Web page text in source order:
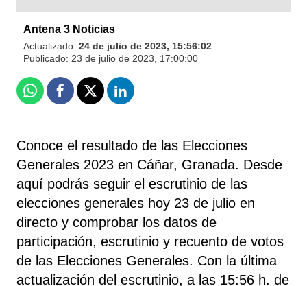
Antena 3 Noticias
Actualizado: 24 de julio de 2023, 15:56:02
Publicado: 23 de julio de 2023, 17:00:00
WhatsappFacebook
X Linkedin
Conoce el resultado de las Elecciones
Generales 2023 en Cáñar, Granada. Desde
aquí podrás seguir el escrutinio de las
elecciones generales hoy 23 de julio en
directo y comprobar los datos de
participación, escrutinio y recuento de votos
de las Elecciones Generales. Con la última
actualización del escrutinio, a las 15:56 h. de